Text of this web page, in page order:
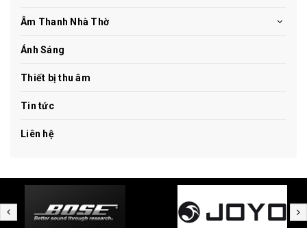
Âm Thanh Nhà Thờ
Ánh Sáng
Thiết bị thu âm
Tin tức
Liên hệ